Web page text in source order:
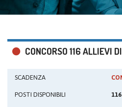
CONCORSO 116 ALLIEVI
SCADENZA
POSTI DISPONIBILI 116